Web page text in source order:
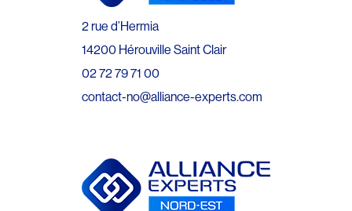
2 rue d’Hermia
14200 Hérouville Saint Clair
02 72 79 71 00
contact-no@alliance-experts.com